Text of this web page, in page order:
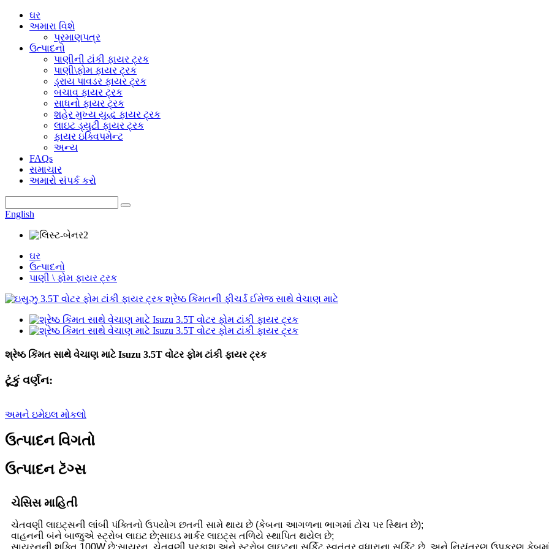
ઘર
અમારા વિશે
પ્રમાણપત્ર
ઉત્પાદનો
પાણીની ટાંકી ફાયર ટ્રક
પાણી\ફોમ ફાયર ટ્રક
ડ્રાય પાવડર ફાયર ટ્રક
બચાવ ફાયર ટ્રક
સાધનો ફાયર ટ્રક
શહેર મુખ્ય યુદ્ધ ફાયર ટ્રક
લાઇટ ડ્યુટી ફાયર ટ્રક
ફાયર ઇક્વિપમેન્ટ
અન્ય
FAQs
સમાચાર
અમારો સંપર્ક કરો
English
ઘર
ઉત્પાદનો
પાણી \ ફોમ ફાયર ટ્રક
શ્રેષ્ઠ કિંમત સાથે વેચાણ માટે Isuzu 3.5T વોટર ફોમ ટાંકી ફાયર ટ્રક
ટૂંકું વર્ણન:
અમને ઇમેઇલ મોકલો
ઉત્પાદન વિગતો
ઉત્પાદન ટૅગ્સ
ચેસિસ માહિતી
ચેતવણી લાઇટ્સની લાંબી પંક્તિનો ઉપયોગ છતની સામે થાય છે (કેબના આગળના ભાગમાં ટોચ પર સ્થિત છે);
વાહનની બંને બાજુએ સ્ટ્રોબ લાઇટ છે;સાઇડ માર્કર લાઇટ્સ તળિયે સ્થાપિત થયેલ છે;
સાયરનની શક્તિ 100W છે;સાયરન, ચેતવણી પ્રકાશ અને સ્ટ્રોબ લાઇટના સર્કિટ સ્વતંત્ર વધારાના સર્કિટ છે, અને નિયંત્રણ ઉપકરણ